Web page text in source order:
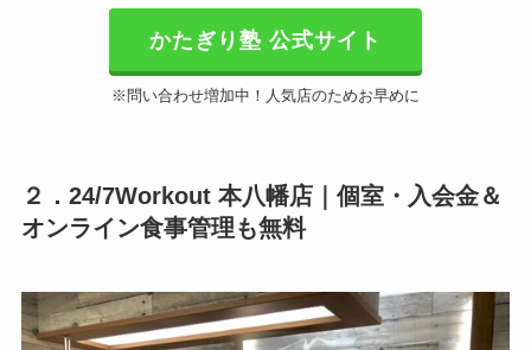
かたぎり塾 公式サイト
※問い合わせ増加中！人気店のためお早めに
２．24/7Workout 本八幡店｜個室・入会金＆
オンライン食事管理も無料